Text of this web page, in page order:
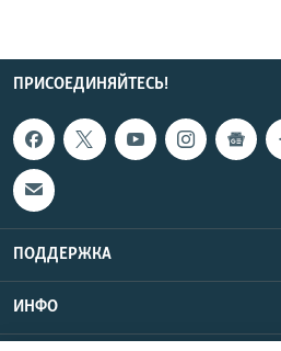
ПРИСОЕДИНЯЙТЕСЬ!
ПОДДЕРЖКА
ИНФО